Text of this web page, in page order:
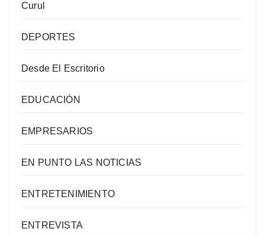
Curul
DEPORTES
Desde El Escritorio
EDUCACIÓN
EMPRESARIOS
EN PUNTO LAS NOTICIAS
ENTRETENIMIENTO
ENTREVISTA